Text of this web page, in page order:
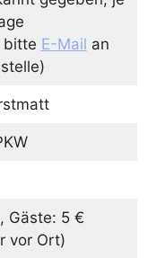
bitte E-Mail an
Gäste: 5 €
vor Ort)